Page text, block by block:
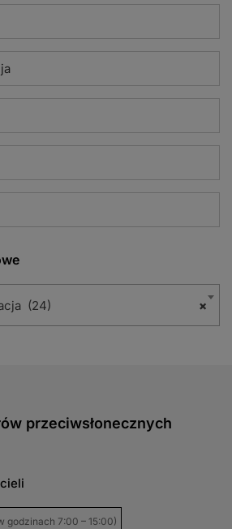
×
(24)
przeciwsłonecznych
godzinach 7:00 – 15:00)